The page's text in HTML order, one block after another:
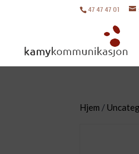
47 47 47 01
Hjem /